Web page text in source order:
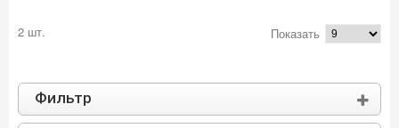
2 шт. Показать
Фильтр